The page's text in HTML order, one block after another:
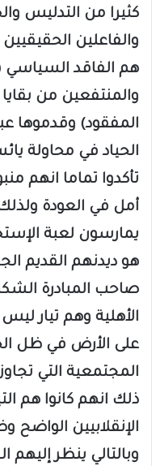
كثيرا من التدليس
والفاعلين
هم الفاقد السياسي
والمنتفعين من
المفقود) وقدموها
الحياد في محاولة
تأكدوا تماما انهم
أمل في العودة
يمارسون لعبة
هو ديدنهم القديم
صاحب المبادرة
الأهلية وهم تيار
على الأرض في ظل
المجتمعية التي
ذلك انهم كانوا هم
الإنقلابيين
وبالتالي ينظر